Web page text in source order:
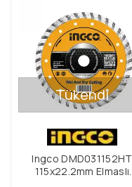
Tükendi
Ingco DMD031152HT
115x22.2mm Elmaslı